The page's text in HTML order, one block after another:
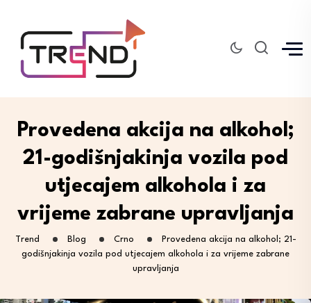
Provedena akcija na alkohol;
21-godišnjakinja vozila pod
utjecajem alkohola i za
vrijeme zabrane upravljanja
Trend Blog Crno
Provedena akcija na alkohol; 21-
godišnjakinja vozila pod utjecajem alkohola i za vrijeme zabrane
upravljanja